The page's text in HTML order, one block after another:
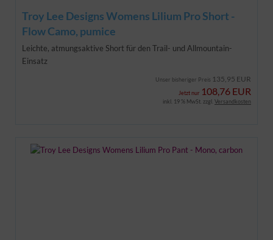
Troy Lee Designs Womens Lilium Pro Short -
Flow Camo, pumice
Leichte, atmungsaktive Short für den Trail- und Allmountain-
Einsatz
Unser bisheriger Preis 135,95 EUR
Jetzt nur 108,76 EUR
inkl. 19 % MwSt. zzgl. Versandkosten